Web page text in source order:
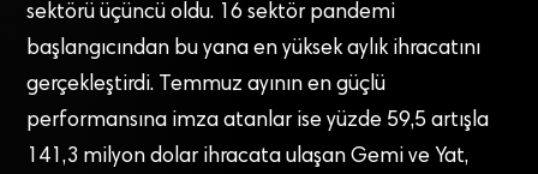
sektörü üçüncü oldu. 16 sektör pandemi
başlangıcından bu yana en yüksek aylık ihracatını
gerçekleştirdi. Temmuz ayının en güçlü
performansına imza atanlar ise yüzde 59,5 artışla
141,3 milyon dolar ihracata ulaşan Gemi ve Yat,